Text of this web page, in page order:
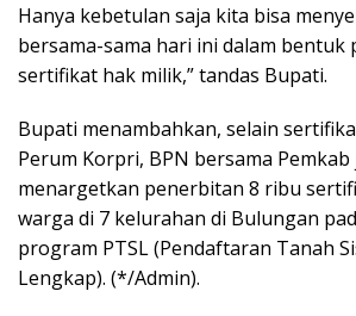
Hanya kebetulan saja kita bisa
bersama-sama hari ini dalam bentuk
sertifikat hak milik,” tandas Bupati.
Bupati menambahkan, selain
Perum Korpri, BPN bersama Pemkab
menargetkan penerbitan 8 ribu
warga di 7 kelurahan di Bulungan
program PTSL (Pendaftaran Tanah
Lengkap). (*/Admin).